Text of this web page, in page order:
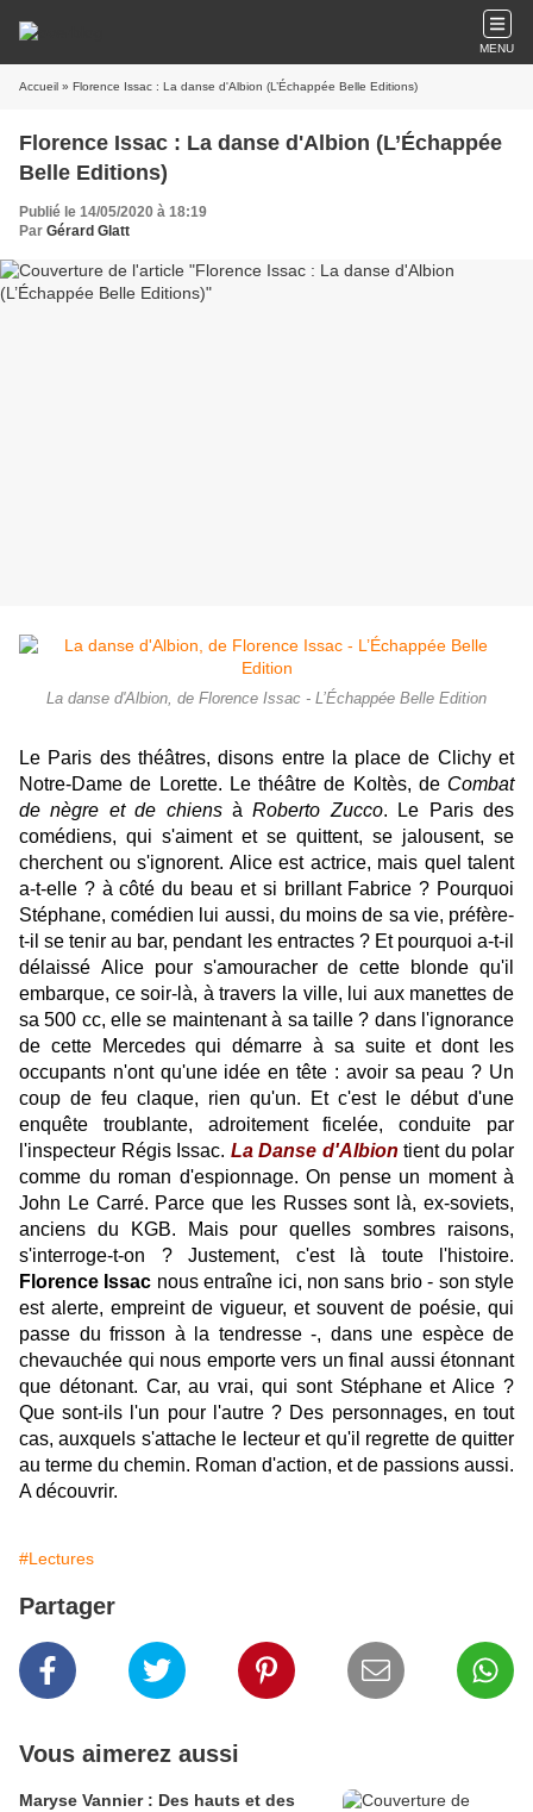
MENU
Accueil » Florence Issac : La danse d'Albion (L’Échappée Belle Editions)
Florence Issac : La danse d'Albion (L’Échappée
Belle Editions)
Publié le 14/05/2020 à 18:19
Par Gérard Glatt
La danse d'Albion, de Florence Issac - L’Échappée Belle Edition
Le Paris des théâtres, disons entre la place de Clichy et
Notre-Dame de Lorette. Le théâtre de Koltès, de Combat
de nègre et de chiensàRoberto Zucco. Le Paris des
comédiens, qui s'aiment et se quittent, se jalousent, se
cherchent ou s'ignorent. Alice est actrice, mais quel talent
a-t-elle ? à côté du beau et si brillant Fabrice ? Pourquoi
Stéphane, comédien lui aussi, du moins de sa vie, préfère-
t-il se tenir au bar, pendant les entractes ? Et pourquoi a-t-il
délaissé Alice pour s'amouracher de cette blonde qu'il
embarque, ce soir-là, à travers la ville, lui aux manettes de
sa 500 cc, elle se maintenant à sa taille ? dans l'ignorance
de cette Mercedes qui démarre à sa suite et dont les
occupants n'ont qu'une idée en tête : avoir sa peau ? Un
coup de feu claque, rien qu'un. Et c'est le début d'une
enquête troublante, adroitement ficelée, conduite par
l'inspecteur Régis Issac. La Danse d'Albion tient du polar
comme du roman d'espionnage. On pense un moment à
John Le Carré. Parce que les Russes sont là, ex-soviets,
anciens du KGB. Mais pour quelles sombres raisons,
s'interroge-t-on ? Justement, c'est là toute l'histoire.
Florence Issac nous entraîne ici, non sans brio - son style
est alerte, empreint de vigueur, et souvent de poésie, qui
passe du frisson à la tendresse -, dans une espèce de
chevauchée qui nous emporte vers un final aussi étonnant
que détonant. Car, au vrai, qui sont Stéphane et Alice ?
Que sont-ils l'un pour l'autre ? Des personnages, en tout
cas, auxquels s'attache le lecteur et qu'il regrette de quitter
au terme du chemin. Roman d'action, et de passions aussi.
A découvrir.
#Lectures
Partager
Vous aimerez aussi
Maryse Vannier : Des hauts et des